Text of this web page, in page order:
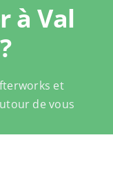
à Val
et
de vous